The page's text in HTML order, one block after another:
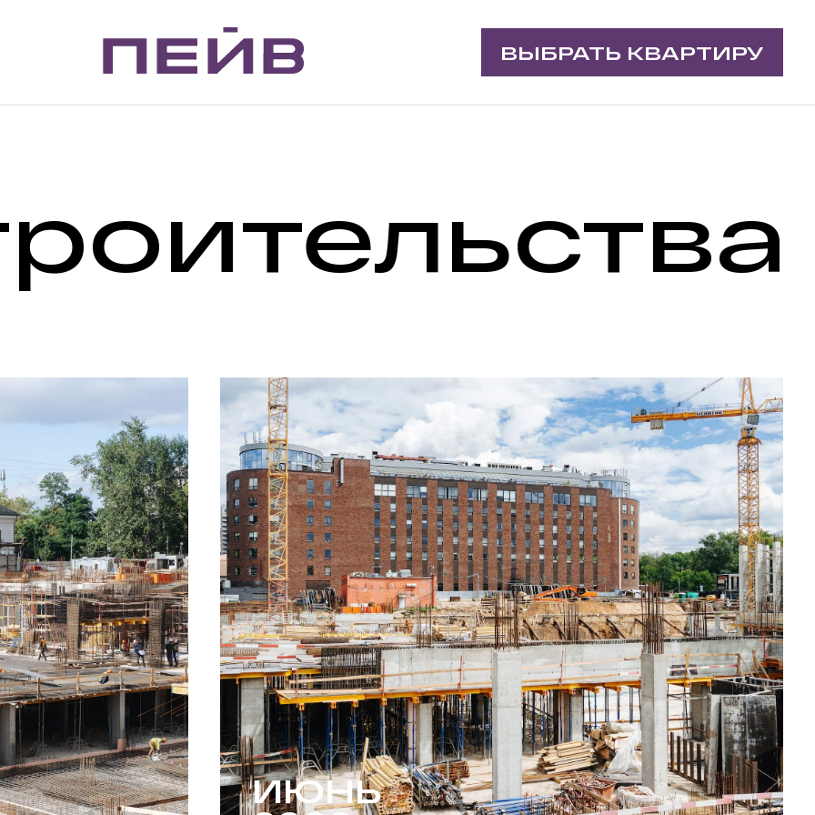
ВЫБРАТЬ КВАРТИРУ
Дом
с твоим
Заполните форму, и наши специалисты
перезвонят в течение 10 минут
ЗАКАЗАТЬ ЗВОНОК
ИЮНЬ